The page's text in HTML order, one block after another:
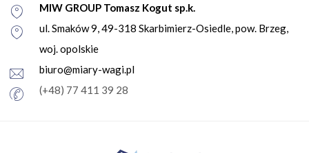
MIW GROUP Tomasz Kogut sp.k.
ul. Smaków 9, 49-318 Skarbimierz-Osiedle, pow. Brzeg,
woj. opolskie
biuro@miary-wagi.pl
(+48) 77 411 39 28